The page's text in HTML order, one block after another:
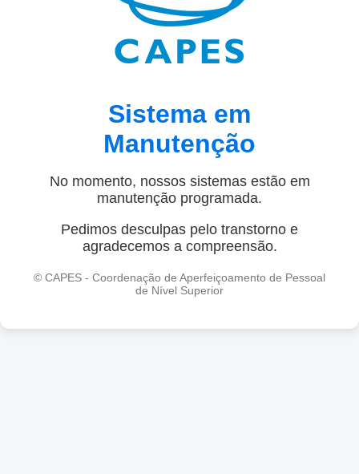
Sistema em
Manutenção
No momento, nossos sistemas estão em
manutenção programada.
Pedimos desculpas pelo transtorno e
agradecemos a compreensão.
© CAPES - Coordenação de Aperfeiçoamento de Pessoal
de Nível Superior